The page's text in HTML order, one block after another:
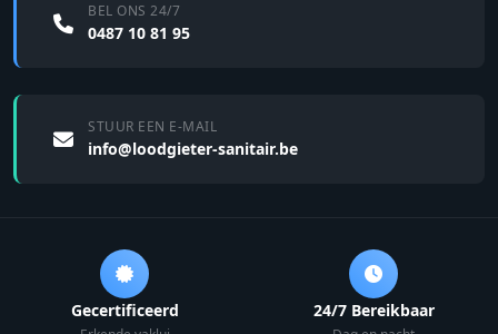
BEL ONS 24/7
0487 10 81 95
STUUR EEN E-MAIL
info@loodgieter-sanitair.be
Gecertificeerd 24/7 Bereikbaar